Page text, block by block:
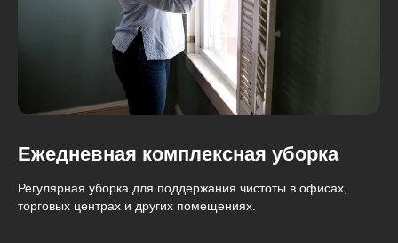
Ежедневная комплексная уборка
Регулярная уборка для поддержания чистоты в офисах,
торговых центрах и других помещениях.